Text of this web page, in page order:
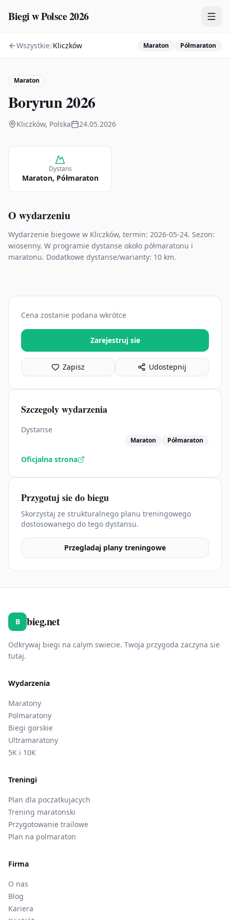
Biegi w Polsce 2026
Zawody
Kalendarz
Wszystkie/Kliczków Maraton Półmaraton
Maraton
Boryrun 2026
Kliczków, Polska 24.05.2026
Dystans
Maraton, Półmaraton
O wydarzeniu
Wydarzenie biegowe w Kliczków, termin: 2026-05-24. Sezon:
wiosenny. W programie dystanse około półmaratonu i
maratonu. Dodatkowe dystanse/warianty: 10 km.
Cena zostanie podana wkrótce
Zarejestruj sie
Zapisz Udostepnij
Szczegoly wydarzenia
Dystanse
Maraton Półmaraton
Oficjalna strona
Przygotuj sie do biegu
Skorzystaj ze strukturalnego planu treningowego
dostosowanego do tego dystansu.
Przegladaj plany treningowe
B bieg.net
Odkrywaj biegi na calym swiecie. Twoja przygoda zaczyna sie
tutaj.
Wydarzenia
Maratony
Polmaratony
Biegi gorskie
Ultramaratony
5K i 10K
Treningi
Plan dla poczatkujacych
Trening maratonski
Przygotowanie trailowe
Plan na polmaraton
Firma
O nas
Blog
Kariera